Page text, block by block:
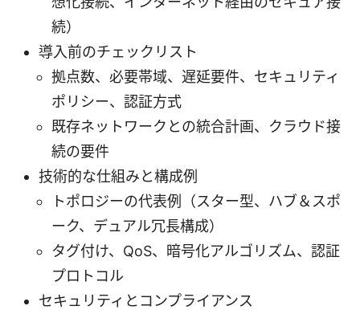
続）
導入前のチェックリスト
拠点数、必要帯域、遅延要件、セキュリティ
ポリシー、認証方式
既存ネットワークとの統合計画、クラウド接
続の要件
技術的な仕組みと構成例
トポロジーの代表例（スター型、ハブ＆スポ
ーク、デュアル冗長構成）
タグ付け、QoS、暗号化アルゴリズム、認証
プロトコル
セキュリティとコンプライアンス